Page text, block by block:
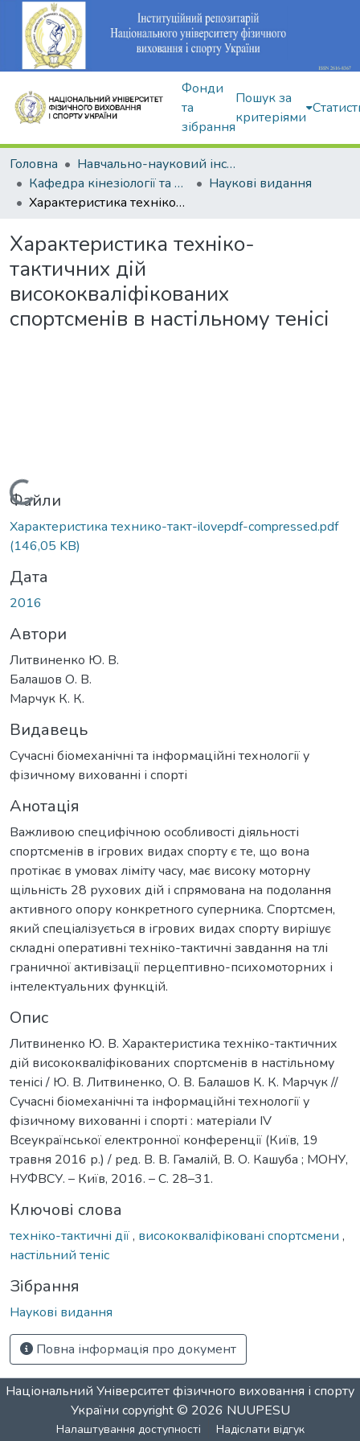
Фонди
та
зібрання
Пошук за
критеріями
Головна
Навчально-науковий інститут здоров'я, реабілітації та фізичного виховання
Кафедра кінезіології та фізкультурно-спортивної реабілітації
Наукові видання
Характеристика техніко-тактичних дій висококваліфікованих спортсменів в настільному тенісі
Характеристика техніко-
тактичних дій
висококваліфікованих
спортсменів в настільному тенісі
Вантажиться...
Файли
Характеристика технико-такт-ilovepdf-compressed.pdf
(146,05 KB)
Дата
2016
Автори
Литвиненко Ю. В.
Балашов О. В.
Марчук К. К.
Видавець
Сучасні біомеханічні та інформаційні технології у
фізичному вихованні і спорті
Анотація
Важливою специфічною особливості діяльності
спортсменів в ігрових видах спорту є те, що вона
протікає в умовах ліміту часу, має високу моторну
щільність 28 рухових дій і спрямована на подолання
активного опору конкретного суперника. Спортсмен,
який спеціалізується в ігрових видах спорту вирішує
складні оперативні техніко-тактичні завдання на тлі
граничної активізації перцептивно-психомоторних і
інтелектуальних функцій.
Опис
Литвиненко Ю. В. Характеристика техніко-тактичних
дій висококваліфікованих спортсменів в настільному
тенісі / Ю. В. Литвиненко, О. В. Балашов К. К. Марчук //
Сучасні біомеханічні та інформаційні технології у
фізичному вихованні і спорті : матеріали ІV
Всеукраїнської електронної конференції (Київ, 19
травня 2016 р.) / ред. В. В. Гамалій, В. О. Кашуба ; МОНУ,
НУФВСУ. – Київ, 2016. – С. 28–31.
Ключові слова
техніко-тактичні дії, висококваліфіковані спортсмени ,
настільний теніс
Зібрання
Наукові видання
Повна інформація про документ
Національний Університет фізичного виховання і спорту
України copyright © 2026 NUUPESU
Налаштування доступності Надіслати відгук